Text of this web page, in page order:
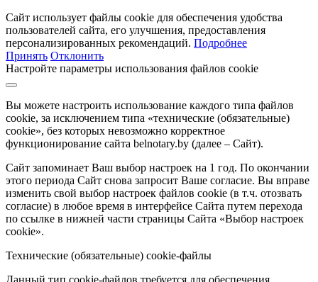
Сайт использует файлы cookie для обеспечения удобства
пользователей сайта, его улучшения, предоставления
персонализированных рекомендаций. Подробнее
Принять Отклонить
Настройте параметры использования файлов cookie
Вы можете настроить использование каждого типа файлов
cookie, за исключением типа «технические (обязательные)
cookie», без которых невозможно корректное
функционирование сайта belnotary.by (далее – Сайт).
Сайт запоминает Ваш выбор настроек на 1 год. По окончании
этого периода Сайт снова запросит Ваше согласие. Вы вправе
изменить свой выбор настроек файлов cookie (в т.ч. отозвать
согласие) в любое время в интерфейсе Сайта путем перехода
по ссылке в нижней части страницы Сайта «Выбор настроек
cookie».
Технические (обязательные) cookie-файлы
Данный тип cookie-файлов требуется для обеспечения